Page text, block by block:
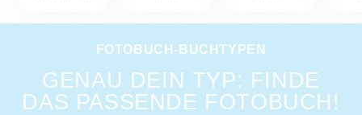
FOTOBUCH-BUCHTYPEN
GENAU DEIN TYP: FINDE
DAS PASSENDE FOTOBUCH!